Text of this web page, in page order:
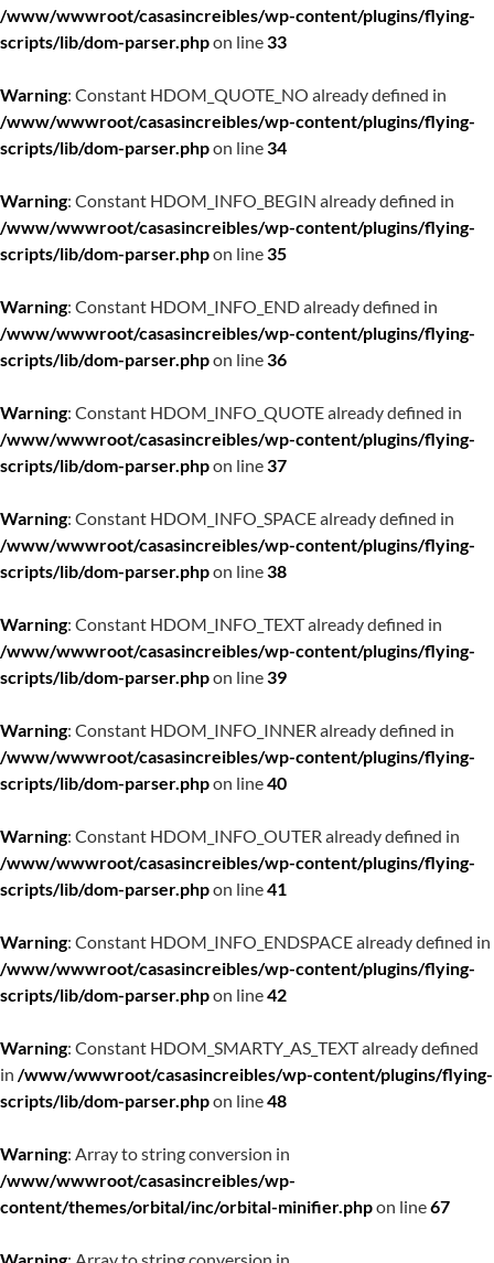
/www/wwwroot/casasincreibles/wp-content/plugins/flying-
scripts/lib/dom-parser.phpon line33
Warning: Constant HDOM_QUOTE_NO already defined in
/www/wwwroot/casasincreibles/wp-content/plugins/flying-
scripts/lib/dom-parser.phpon line34
Warning: Constant HDOM_INFO_BEGIN already defined in
/www/wwwroot/casasincreibles/wp-content/plugins/flying-
scripts/lib/dom-parser.phpon line35
Warning: Constant HDOM_INFO_END already defined in
/www/wwwroot/casasincreibles/wp-content/plugins/flying-
scripts/lib/dom-parser.phpon line36
Warning: Constant HDOM_INFO_QUOTE already defined in
/www/wwwroot/casasincreibles/wp-content/plugins/flying-
scripts/lib/dom-parser.phpon line37
Warning: Constant HDOM_INFO_SPACE already defined in
/www/wwwroot/casasincreibles/wp-content/plugins/flying-
scripts/lib/dom-parser.phpon line38
Warning: Constant HDOM_INFO_TEXT already defined in
/www/wwwroot/casasincreibles/wp-content/plugins/flying-
scripts/lib/dom-parser.phpon line39
Warning: Constant HDOM_INFO_INNER already defined in
/www/wwwroot/casasincreibles/wp-content/plugins/flying-
scripts/lib/dom-parser.phpon line40
Warning: Constant HDOM_INFO_OUTER already defined in
/www/wwwroot/casasincreibles/wp-content/plugins/flying-
scripts/lib/dom-parser.phpon line41
Warning: Constant HDOM_INFO_ENDSPACE already defined in
/www/wwwroot/casasincreibles/wp-content/plugins/flying-
scripts/lib/dom-parser.phpon line42
Warning: Constant HDOM_SMARTY_AS_TEXT already defined
in /www/wwwroot/casasincreibles/wp-content/plugins/flying-
scripts/lib/dom-parser.phpon line48
Warning: Array to string conversion in
/www/wwwroot/casasincreibles/wp-
content/themes/orbital/inc/orbital-minifier.phpon line67